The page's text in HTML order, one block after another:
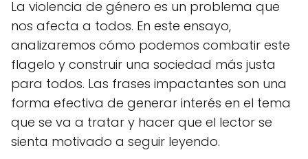
La violencia de género es un problema que
nos afecta a todos. En este ensayo,
analizaremos cómo podemos combatir este
flagelo y construir una sociedad más justa
para todos. Las frases impactantes son una
forma efectiva de generar interés en el tema
que se va a tratar y hacer que el lector se
sienta motivado a seguir leyendo.